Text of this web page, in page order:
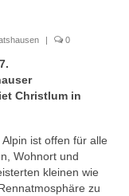
| 0
Christlum in
ist offen für alle
Wohnort und
kleinen wie
zu